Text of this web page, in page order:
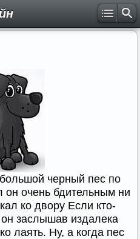
черный пес по
очень бдительным ни
ко двору Если кто-
заслышав издалека
лаять. Ну, а когда пес